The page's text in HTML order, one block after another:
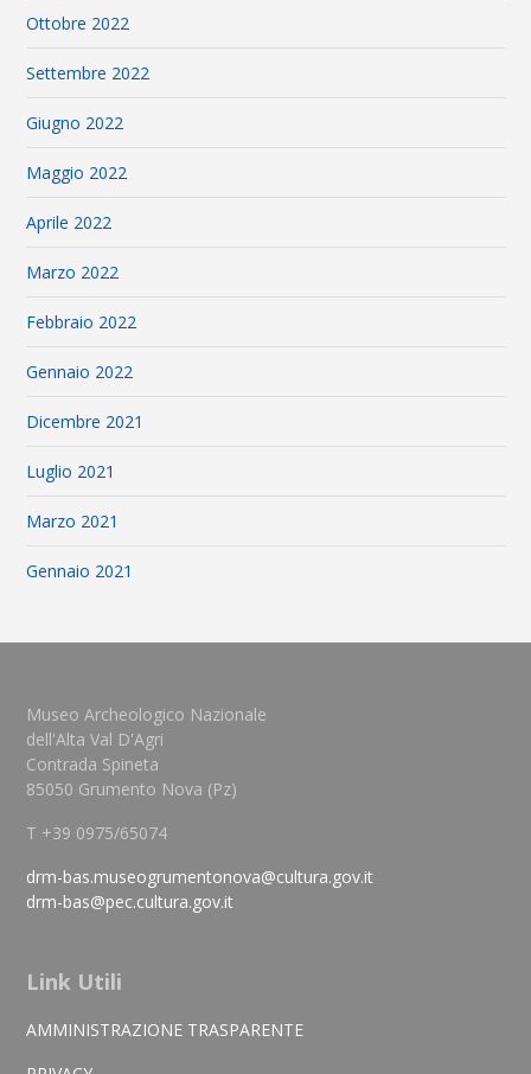
Ottobre 2022
Settembre 2022
Giugno 2022
Maggio 2022
Aprile 2022
Marzo 2022
Febbraio 2022
Gennaio 2022
Dicembre 2021
Luglio 2021
Marzo 2021
Gennaio 2021
Museo Archeologico Nazionale
dell'Alta Val D'Agri
Contrada Spineta
85050 Grumento Nova (Pz)
T +39 0975/65074
drm-bas.museogrumentonova@cultura.gov.it
drm-bas@pec.cultura.gov.it
Link Utili
AMMINISTRAZIONE TRASPARENTE